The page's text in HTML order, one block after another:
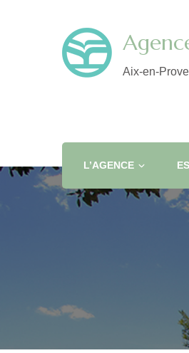
Aix-en-
L’AGENCE